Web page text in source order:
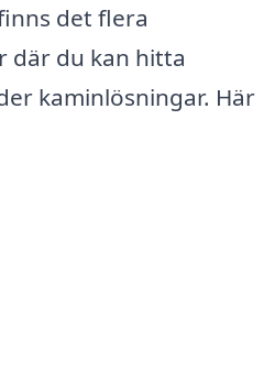
det flera
där du kan hitta
kaminlösningar. Här